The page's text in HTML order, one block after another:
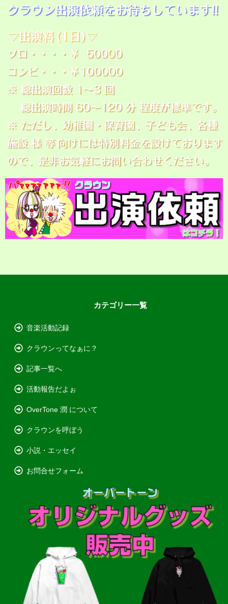
カテゴリー一覧
音楽活動記録
クラウンってなぁに？
記事一覧へ
活動報告だよぉ
OverTone 潤 について
クラウンを呼ぼう
小説・エッセイ
お問合せフォーム